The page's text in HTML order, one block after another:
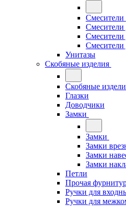
Смесители
Смесители
Смесители
Унитазы
Скобяные изделия
Скобяные
Глазки
Доводчики
Замки
Замки
Замки
Замки
Замки
Петли
Прочая
Ручки для
Ручки для